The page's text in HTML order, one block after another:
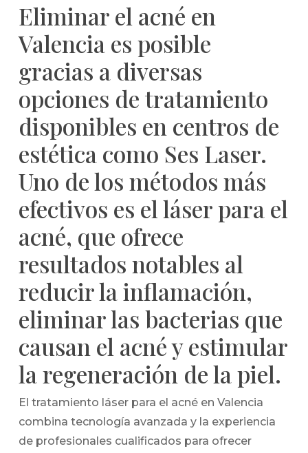
Eliminar el acné en
Valencia es posible
gracias a diversas
opciones de tratamiento
disponibles en centros de
estética como Ses Laser.
Uno de los métodos más
efectivos es el láser para el
acné, que ofrece
resultados notables al
reducir la inflamación,
eliminar las bacterias que
causan el acné y estimular
la regeneración de la piel.
El tratamiento láser para el acné en Valencia
combina tecnología avanzada y la experiencia
de profesionales cualificados para ofrecer